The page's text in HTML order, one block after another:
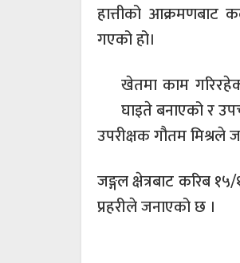
हात्तीको आक्रमणबाट
गएको हो।
खेतमा काम
घाइते बनाएको र
उपरीक्षक गौतम मिश्रले
जङ्गल क्षेत्रबाट करिब
प्रहरीले जनाएको छ ।